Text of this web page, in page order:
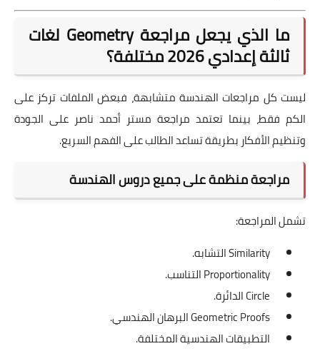
ما الذي يجعل مراجعة Geometry لغات
ثالثة إعدادي 2026 مختلفة؟
ليست كل مراجعات الهندسة متشابهة، فبعض الملفات تركز على
الكم فقط، بينما تعتمد مراجعة مستر أحمد ناصر على الجودة
وتنظيم الأفكار بطريقة تساعد الطالب على الفهم السريع.
مراجعة منظمة على جميع دروس الهندسة
تشمل المراجعة:
Similarity التشابه.
Proportionality التناسب.
Circle الدائرة.
Geometric Proofs البرهان الهندسي.
التطبيقات الهندسية المختلفة.